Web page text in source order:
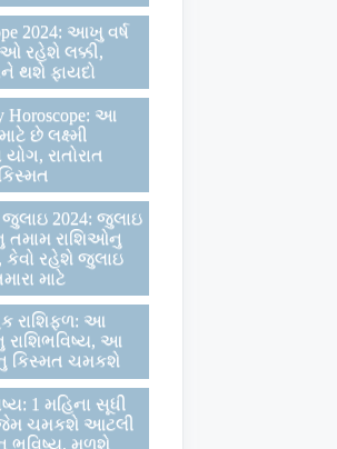
2024: આખુ વર્ષ
રહેશે લક્કી,
થશે ફાયદો
Horoscope: આ
છે લક્ષ્મી
રાતોરાત
જુલાઇ 2024: જુલાઇ
તમામ રાશિઓનુ
કેવો રહેશે જુલાઇ
માટે
રાશિફળ: આ
રાશિભવિષ્ય, આ
કિસ્મત ચમકશે
1 મહિના સૂધી
જેમ ચમકશે આટલી
ભવિષ્ય, મળશે